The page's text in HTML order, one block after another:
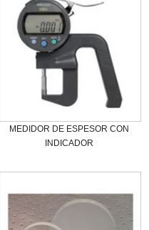
MEDIDOR DE ESPESOR CON
INDICADOR